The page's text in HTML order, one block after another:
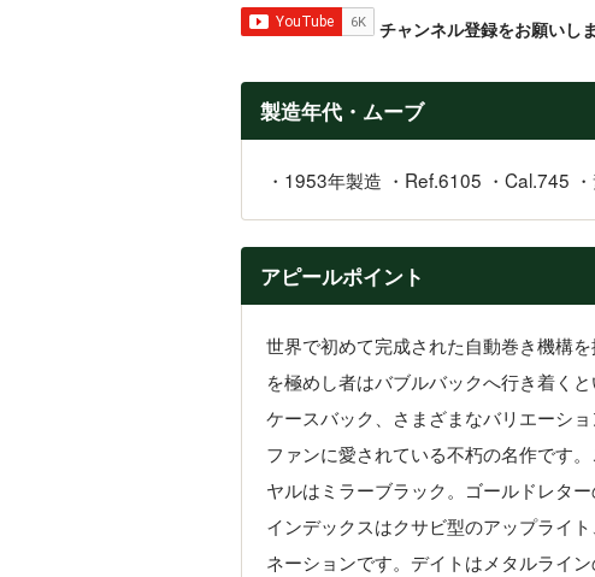
チャンネル登録をお願いし
製造年代・ムーブ
・1953年製造 ・Ref.6105 ・Cal.745
アピールポイント
世界で初めて完成された自動巻き機構
を極めし者はバブルバックへ行き着く
ケースバック、さまざまなバリエーシ
ファンに愛されている不朽の名作です
ヤルはミラーブラック。ゴールドレタ
インデックスはクサビ型のアップライ
ネーションです。デイトはメタルライ